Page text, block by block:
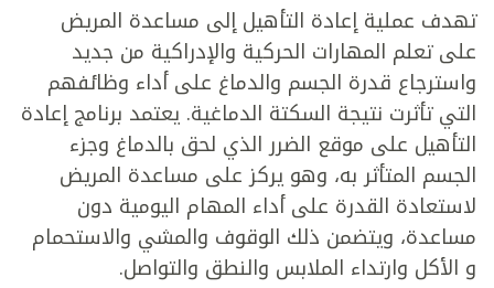
تهدف عملية إعادة التأهيل إلى مساعدة المريض
على تعلم المهارات الحركية والإدراكية من جديد
واسترجاع قدرة الجسم والدماغ على أداء وظائفهم
التي تأثرت نتيجة السكتة الدماغية. يعتمد برنامج إعادة
التأهيل على موقع الضرر الذي لحق بالدماغ وجزء
الجسم المتأثر به، وهو يركز على مساعدة المريض
لاستعادة القدرة على أداء المهام اليومية دون
مساعدة، ويتضمن ذلك الوقوف والمشي والاستحمام
و الأكل وارتداء الملابس والنطق والتواصل.